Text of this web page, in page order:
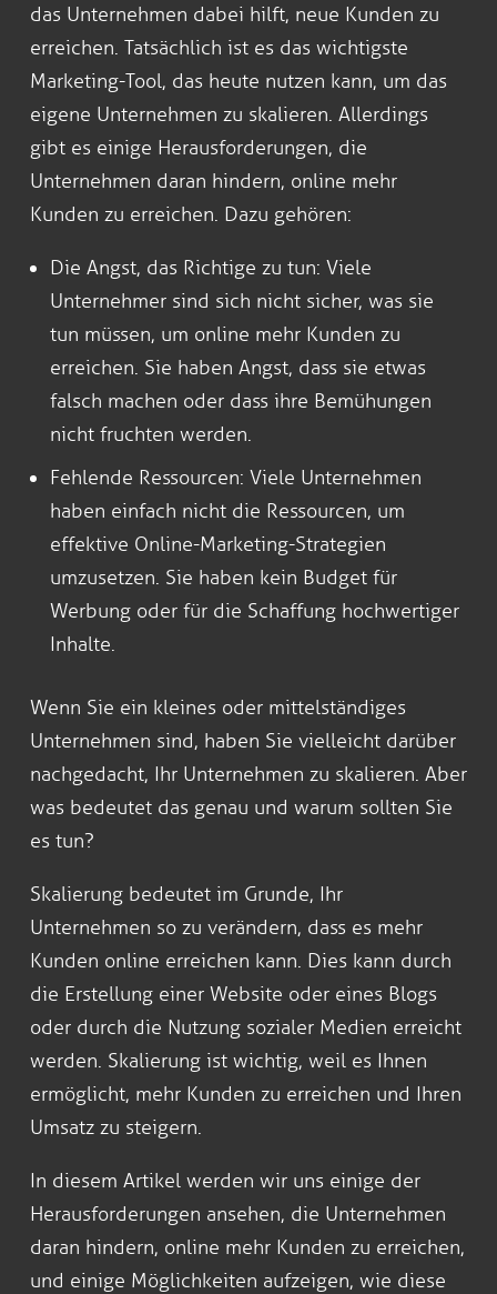
das Unternehmen dabei hilft, neue Kunden zu
erreichen. Tatsächlich ist es das wichtigste
Marketing-Tool, das heute nutzen kann, um das
eigene Unternehmen zu skalieren. Allerdings
gibt es einige Herausforderungen, die
Unternehmen daran hindern, online mehr
Kunden zu erreichen. Dazu gehören:
Die Angst, das Richtige zu tun: Viele
Unternehmer sind sich nicht sicher, was sie
tun müssen, um online mehr Kunden zu
erreichen. Sie haben Angst, dass sie etwas
falsch machen oder dass ihre Bemühungen
nicht fruchten werden.
Fehlende Ressourcen: Viele Unternehmen
haben einfach nicht die Ressourcen, um
effektive Online-Marketing-Strategien
umzusetzen. Sie haben kein Budget für
Werbung oder für die Schaffung hochwertiger
Inhalte.
Wenn Sie ein kleines oder mittelständiges
Unternehmen sind, haben Sie vielleicht darüber
nachgedacht, Ihr Unternehmen zu skalieren. Aber
was bedeutet das genau und warum sollten Sie
es tun?
Skalierung bedeutet im Grunde, Ihr
Unternehmen so zu verändern, dass es mehr
Kunden online erreichen kann. Dies kann durch
die Erstellung einer Website oder eines Blogs
oder durch die Nutzung sozialer Medien erreicht
werden. Skalierung ist wichtig, weil es Ihnen
ermöglicht, mehr Kunden zu erreichen und Ihren
Umsatz zu steigern.
In diesem Artikel werden wir uns einige der
Herausforderungen ansehen, die Unternehmen
daran hindern, online mehr Kunden zu erreichen,
und einige Möglichkeiten aufzeigen, wie diese